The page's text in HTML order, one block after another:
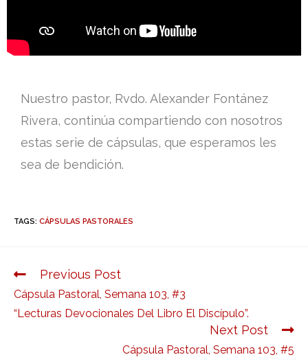
Nuestro pastor, Rvdo. Alexander Fontánez
Rivera, continúa compartiendo con nosotros
estas serie de cápsulas, que esperamos les
sea de bendición.
TAGS: CÁPSULAS PASTORALES
Previous Post
Cápsula Pastoral, Semana 103, #3
“Lecturas Devocionales Del Libro El Discípulo”.
Next Post
Cápsula Pastoral, Semana 103, #5